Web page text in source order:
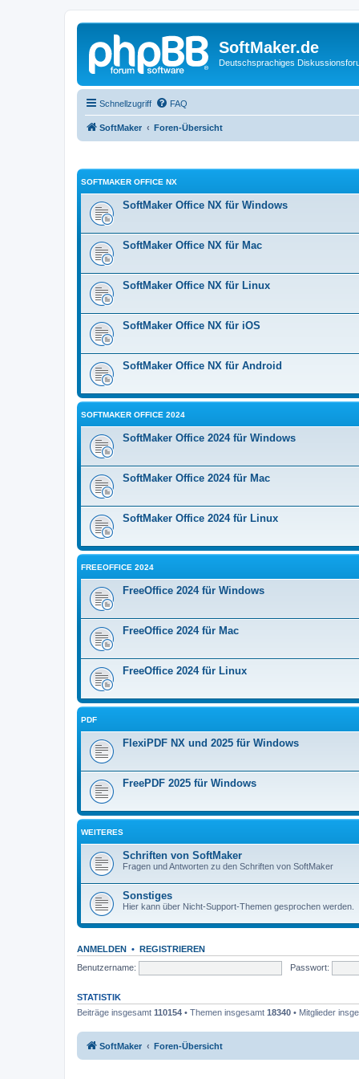
SoftMaker.de
Deutschsprachiges
Schnellzugriff FAQ
SoftMaker Foren-Übersicht
SOFTMAKER OFFICE NX
SoftMaker Office NX für Windows
SoftMaker Office NX für Mac
SoftMaker Office NX für Linux
SoftMaker Office NX für iOS
SoftMaker Office NX für Android
SOFTMAKER OFFICE 2024
SoftMaker Office 2024 für Windows
SoftMaker Office 2024 für Mac
SoftMaker Office 2024 für Linux
FREEOFFICE 2024
FreeOffice 2024 für Windows
FreeOffice 2024 für Mac
FreeOffice 2024 für Linux
PDF
FlexiPDF NX und 2025 für Windows
FreePDF 2025 für Windows
WEITERES
Schriften von SoftMaker
Fragen und Antworten zu den Schriften von SoftMaker
Sonstiges
Hier kann über Nicht-Support-Themen gesprochen werden.
ANMELDEN • REGISTRIEREN
Benutzername:
Passwort:
STATISTIK
Beiträge insgesamt 110154 • Themen insgesamt 18340 • Mitglieder
SoftMaker Foren-Übersicht